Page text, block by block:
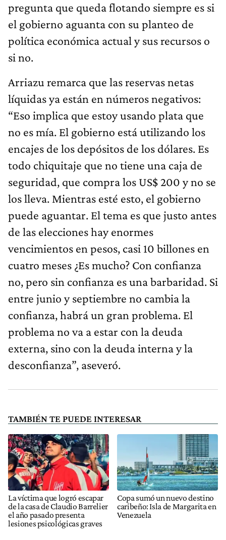
pregunta que queda flotando siempre es si
el gobierno aguanta con su planteo de
política económica actual y sus recursos o
si no.
Arriazu remarca que las reservas netas
líquidas ya están en números negativos:
“Eso implica que estoy usando plata que
no es mía. El gobierno está utilizando los
encajes de los depósitos de los dólares. Es
todo chiquitaje que no tiene una caja de
seguridad, que compra los US$ 200 y no se
los lleva. Mientras esté esto, el gobierno
puede aguantar. El tema es que justo antes
de las elecciones hay enormes
vencimientos en pesos, casi 10 billones en
cuatro meses ¿Es mucho? Con confianza
no, pero sin confianza es una barbaridad. Si
entre junio y septiembre no cambia la
confianza, habrá un gran problema. El
problema no va a estar con la deuda
externa, sino con la deuda interna y la
desconfianza”, aseveró.
TAMBIÉN TE PUEDE INTERESAR
La víctima que logró escapar
de la casa de Claudio Barrelier
el año pasado presenta
lesiones psicológicas graves
Copa sumó un nuevo destino
caribeño: Isla de Margarita en
Venezuela